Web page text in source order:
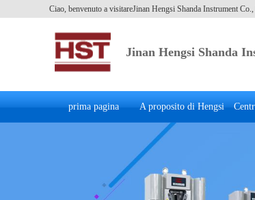
Ciao, benvenuto a visitareJinan Hengsi Shanda Instrument
Jinan Hengsi Shanda
prima pagina A proposito di Hengsi